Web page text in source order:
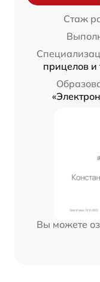
Стаж
прицелов и
Вы можете